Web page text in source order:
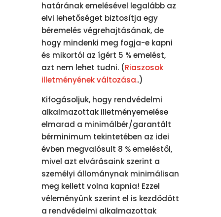
határának emelésével legalább az
elvi lehetőséget biztosítja egy
béremelés végrehajtásának, de
hogy mindenki meg fogja-e kapni
és mikortól az ígért 5 % emelést,
azt nem lehet tudni. (Riaszosok
illetményének változása..)
Kifogásoljuk, hogy rendvédelmi
alkalmazottak illetményemelése
elmarad a minimálbér/garantált
bérminimum tekintetében az idei
évben megvalósult 8 % emeléstől,
mivel azt elvárásaink szerint a
személyi állománynak minimálisan
meg kellett volna kapnia! Ezzel
véleményünk szerint el is kezdődött
a rendvédelmi alkalmazottak